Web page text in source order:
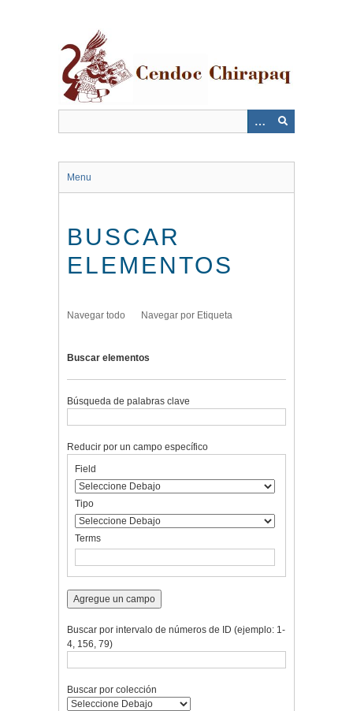
Menu
BUSCAR
ELEMENTOS
Navegar todo Navegar por Etiqueta
Buscar elementos
Búsqueda de palabras clave
rows
"Reducir
por
específico":
1
Reducir por un campo específico
de
búsqueda
de
búsqueda
de
búsqueda
de
Búsqueda
Field
Tipo
Terms
Agregue un campo
Buscar por intervalo de números de ID (ejemplo: 1-
4, 156, 79)
Buscar por colección